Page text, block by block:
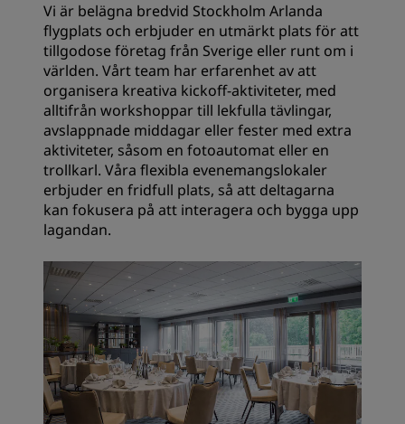
Vi är belägna bredvid Stockholm Arlanda
flygplats och erbjuder en utmärkt plats för att
tillgodose företag från Sverige eller runt om i
världen. Vårt team har erfarenhet av att
organisera kreativa kickoff-aktiviteter, med
alltifrån workshoppar till lekfulla tävlingar,
avslappnade middagar eller fester med extra
aktiviteter, såsom en fotoautomat eller en
trollkarl. Våra flexibla evenemangslokaler
erbjuder en fridfull plats, så att deltagarna
kan fokusera på att interagera och bygga upp
lagandan.